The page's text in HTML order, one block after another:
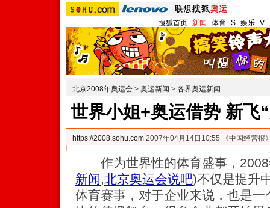
搜狐首页-新闻 -体育-S-娱乐-V-
北京2008年奥运会 > 奥运新闻 > 各界奥运新闻
世界小姐+奥运借势 新飞
https://2008.sohu.com 2007年04月14日10:55 《中国经营报
作为世界性的体育盛事，2008
新闻,北京奥运会说吧)不仅是提升
体育赛事，对于企业来说，也是